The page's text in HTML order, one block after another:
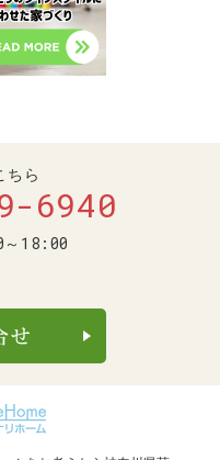
ちら
6940
18:00